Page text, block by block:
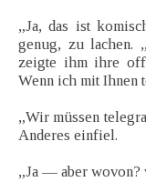
„Ja, das ist
genug, zu lachen.
zeigte ihm ihre
Wenn ich mit Ihnen
„Wir müssen
Anderes einfiel.
„Ja — aber